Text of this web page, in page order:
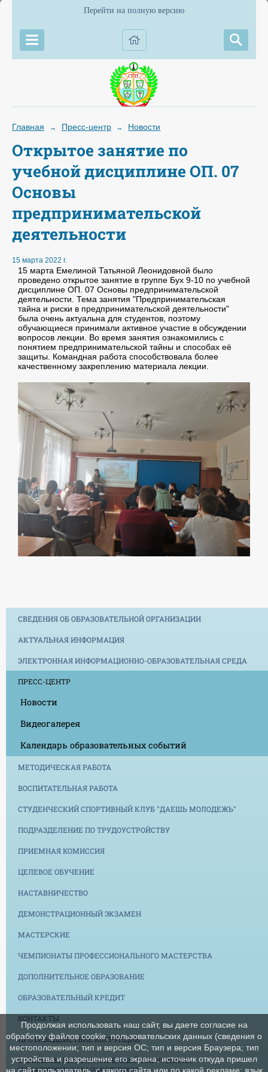
Перейти на полную версию
Главная → Пресс-центр → Новости
Открытое занятие по
учебной дисциплине ОП. 07
Основы
предпринимательской
деятельности
15 марта 2022 г.
15 марта Емелиной Татьяной Леонидовной было
проведено открытое занятие в группе Бух 9-10 по учебной
дисциплине ОП. 07 Основы предпринимательской
деятельности. Тема занятия "Предпринимательская
тайна и риски в предпринимательской деятельности"
была очень актуальна для студентов, поэтому
обучающиеся принимали активное участие в обсуждении
вопросов лекции. Во время занятия ознакомились с
понятием предпринимательской тайны и способах её
защиты. Командная работа способствовала более
качественному закреплению материала лекции.
СВЕДЕНИЯ ОБ ОБРАЗОВАТЕЛЬНОЙ ОРГАНИЗАЦИИ
АКТУАЛЬНАЯ ИНФОРМАЦИЯ
ЭЛЕКТРОННАЯ ИНФОРМАЦИОННО-ОБРАЗОВАТЕЛЬНАЯ СРЕДА
ПРЕСС-ЦЕНТР
Новости
Видеогалерея
Календарь образовательных событий
МЕТОДИЧЕСКАЯ РАБОТА
ВОСПИТАТЕЛЬНАЯ РАБОТА
СТУДЕНЧЕСКИЙ СПОРТИВНЫЙ КЛУБ "ДАЕШЬ МОЛОДЕЖЬ"
ПОДРАЗДЕЛЕНИЕ ПО ТРУДОУСТРОЙСТВУ
ПРИЕМНАЯ КОМИССИЯ
ЦЕЛЕВОЕ ОБУЧЕНИЕ
НАСТАВНИЧЕСТВО
ДЕМОНСТРАЦИОННЫЙ ЭКЗАМЕН
МАСТЕРСКИЕ
ЧЕМПИОНАТЫ ПРОФЕССИОНАЛЬНОГО МАСТЕРСТВА
ДОПОЛНИТЕЛЬНОЕ ОБРАЗОВАНИЕ
ОБРАЗОВАТЕЛЬНЫЙ КРЕДИТ
КОНТАКТЫ
ПРОТИВОДЕЙСТВИЕ КОРРУПЦИИ
СНИЖЕНИЕ БЮРОКРАТИЧЕСКОЙ НАГРУЗКИ НА
ПЕДАГОГИЧЕСКИХ РАБОТНИКОВ
Продолжая использовать наш сайт, вы даете согласие на
обработку файлов cookie, пользовательских данных (сведения о
местоположении; тип и версия ОС; тип и версия Браузера; тип
устройства и разрешение его экрана; источник откуда пришел